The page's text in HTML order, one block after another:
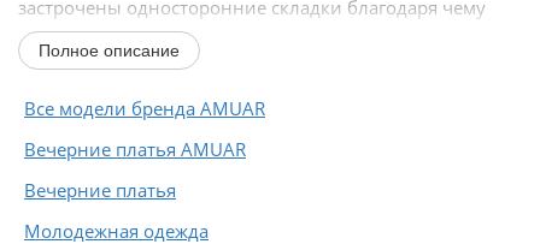
застрочены односторонние складки благодаря чему
лиф садится на любую...
Полное описание
Все модели бренда AMUAR
Вечерние платья AMUAR
Вечерние платья
Молодежная одежда